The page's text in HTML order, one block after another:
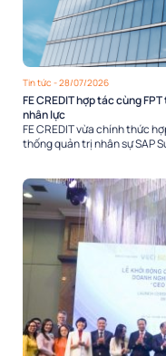
Tin tức - 28/07/2026
FE CREDIT hợp tác cùng
nhân lực
FE CREDIT vừa chính thức
thống quản trị nhân sự SAP